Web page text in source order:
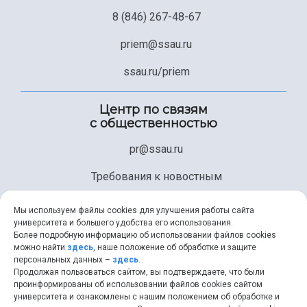
8 (846) 267-48-67
priem@ssau.ru
ssau.ru/priem
Центр по связям
с общественностью
pr@ssau.ru
Требования к новостным
материалам
Техническая поддержка
+7 (846) 267-49-99
help@ssau.ru
Мы используем файлы cookies для улучшения работы сайта
университета и большего удобства его использования.
Более подробную информацию об использовании файлов cookies
можно найти здесь, наше положение об обработке и защите
персональных данных – здесь.
Продолжая пользоваться сайтом, вы подтверждаете, что были
проинформированы об использовании файлов cookies сайтом
университета и ознакомлены с нашим положением об обработке и